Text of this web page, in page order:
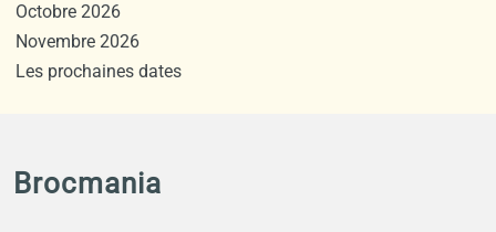
Octobre 2026
Novembre 2026
Les prochaines dates
Brocmania